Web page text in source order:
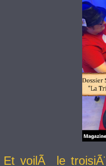
Et voilÃ le